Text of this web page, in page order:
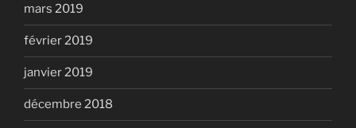
mars 2019
février 2019
janvier 2019
décembre 2018